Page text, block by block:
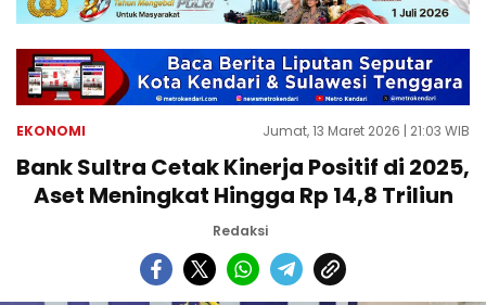
EKONOMI Jumat, 13 Maret 2026 | 21:03 WIB
Bank Sultra Cetak Kinerja Positif di 2025,
Aset Meningkat Hingga Rp 14,8 Triliun
Redaksi